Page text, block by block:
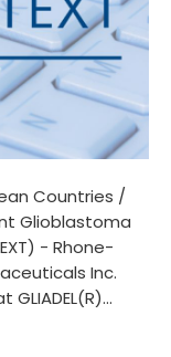
Countries /
Glioblastoma
- Rhone-
Inc.